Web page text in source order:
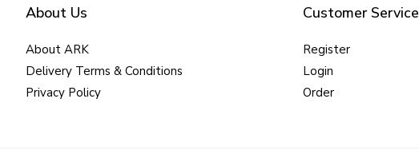
About Us
About ARK
Delivery Terms & Conditions
Privacy Policy
Customer Service
Register
Login
Order